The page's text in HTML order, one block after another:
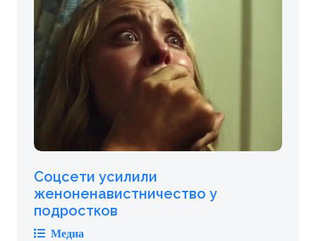
Соцсети усилили
женоненавистничество у
подростков
Медиа